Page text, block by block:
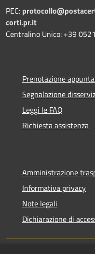
PEC:
corti.pr.it
Centralino Unico: +39
Prenotazione
Segnalazione
Leggi le FAQ
Richiesta assistenza
Amministrazione
Informativa privacy
Note legali
Dichiarazione di